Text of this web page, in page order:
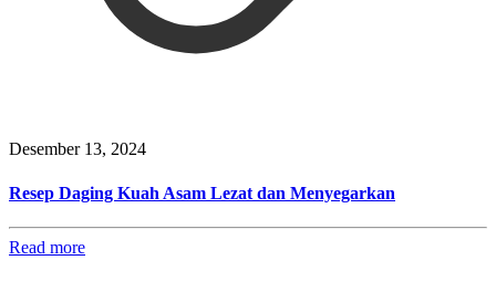
Desember 13, 2024
Resep Daging Kuah Asam Lezat dan Menyegarkan
Read more